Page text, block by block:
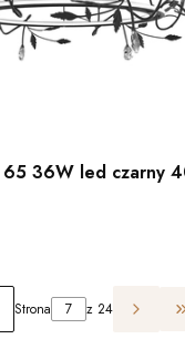
65 36W led czarny
pierwszej strony z
Strona z 24